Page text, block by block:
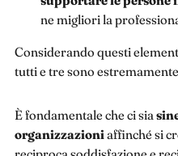
ne migliori la
Considerando questi
tutti e tre sono
È fondamentale che ci sia
organizzazioni affinché si